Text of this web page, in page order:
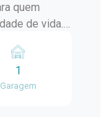
quem
de vida.
de ponta
1
Garagem